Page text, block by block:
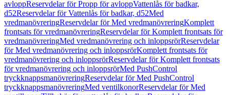
avloppReservdelar för Propp för avloppVattenlås för badkar,
d52Reservdelar för Vattenlås för badkar, d52Med
vredmanövreringReservdelar för Med vredmanövreringKomplett
frontsats för vredmanövreringReservdelar för Komplett frontsats för
vredmanövreringMed vredmanövrering och inloppsrörReservdelar
för Med vredmanövrering och inloppsrörKomplett frontsats för
vredmanövrering och inloppsrörReservdelar för Komplett frontsats
för vredmanövrering och inloppsrörMed PushControl
tryckknappsmanövreringReservdelar för Med PushControl
tryckknappsmanövreringMed ventilkonorReservdelar för Med